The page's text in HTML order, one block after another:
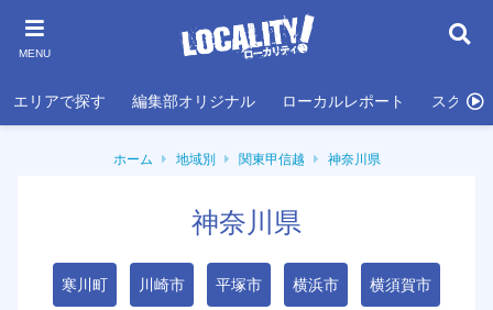
MENU
エリアで探す 編集部オリジナル ローカルレポート スクール
ホーム 地域別 関東甲信越 神奈川県
神奈川県
寒川町 川崎市 平塚市 横浜市 横須賀市